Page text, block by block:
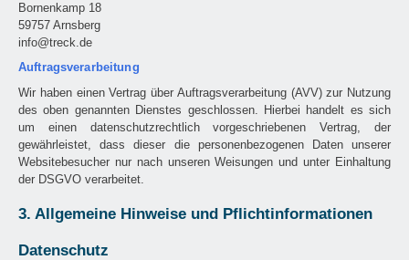
Bornenkamp 18
59757 Arnsberg
info@treck.de
Auftragsverarbeitung
Wir haben einen Vertrag über Auftragsverarbeitung (AVV) zur Nutzung
des oben genannten Dienstes geschlossen. Hierbei handelt es sich
um einen datenschutzrechtlich vorgeschriebenen Vertrag, der
gewährleistet, dass dieser die personenbezogenen Daten unserer
Websitebesucher nur nach unseren Weisungen und unter Einhaltung
der DSGVO verarbeitet.
3. Allgemeine Hinweise und Pflichtinformationen
Datenschutz